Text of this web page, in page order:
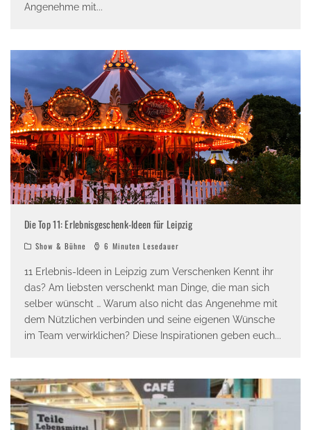
Angenehme mit...
Die Top 11: Erlebnisgeschenk-Ideen für Leipzig
Show & Bühne 6 Minuten Lesedauer
11 Erlebnis-Ideen in Leipzig zum Verschenken Kennt ihr
das? Am liebsten verschenkt man Dinge, die man sich
selber wünscht … Warum also nicht das Angenehme mit
dem Nützlichen verbinden und seine eigenen Wünsche
im Team verwirklichen? Diese Inspirationen geben euch...